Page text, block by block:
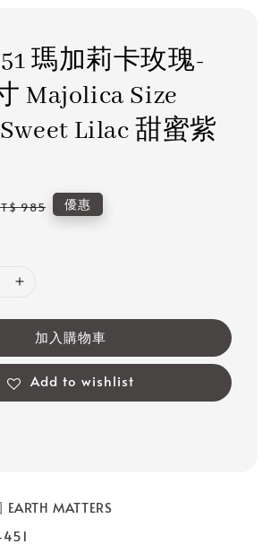
瑪加莉卡玫瑰-
Majolica Size
Lilac 甜蜜紫
985 優惠
加入購物車
Add to wishlist
MATTERS